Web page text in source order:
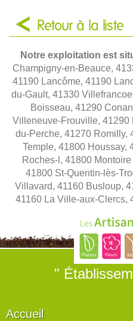
Retour à la liste
Notre exploitation est
Champigny-en-Beauce,
41190 Lancôme, 41190
du-Gault, 41330
Boisseau, 41290
Villeneuve-Frouville, 41290
du-Perche, 41270 Romilly,
Temple, 41800 Houssay,
Roches-l, 41800
41800 St-Quentin-lès-
Villavard, 41160 Busloup,
41160 La Ville-aux-Clercs,
"
Accueil